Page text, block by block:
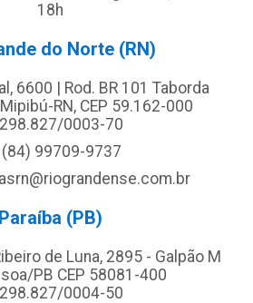
18h
do Norte (RN)
6600 | Rod. BR 101 Taborda
RN, CEP 59.162-000
0003-70
(84) 99709-9737
Paraíba (PB)
de Luna, 2895 - Galpão M
PB CEP 58081-400
0004-50